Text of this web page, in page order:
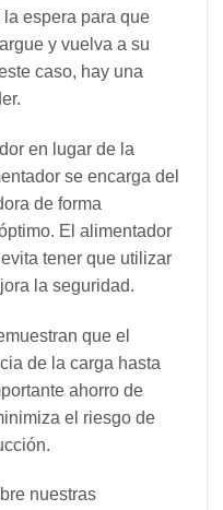
espera para que
y vuelva a su
caso, hay una
en lugar de la
se encarga del
de forma
El alimentador
tener que utilizar
la seguridad.
que el
de la carga hasta
ahorro de
el riesgo de
nuestras